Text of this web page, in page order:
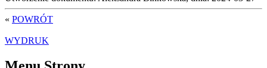
« POWRÓT
WYDRUK